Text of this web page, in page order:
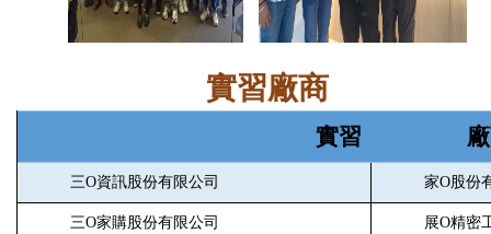
實習廠商
實習
三O資訊股份有限公司 家O股份
三O家購股份有限公司 展O精密